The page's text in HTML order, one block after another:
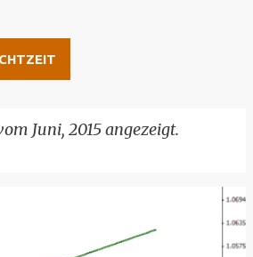
Juni, 2015 angezeigt.